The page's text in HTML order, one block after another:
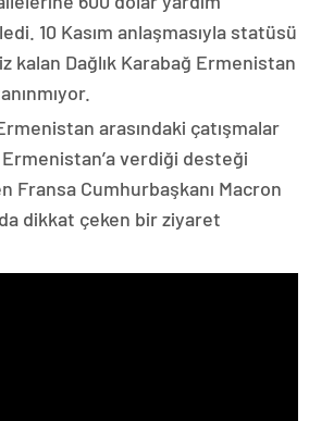
10 Kasım anlaşmasıyla statüsü
kalan Dağlık Karabağ Ermenistan
arasındaki çatışmalar
verdiği desteği
Fransa Cumhurbaşkanı Macron
dikkat çeken bir ziyaret